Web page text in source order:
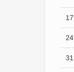
17
24
31